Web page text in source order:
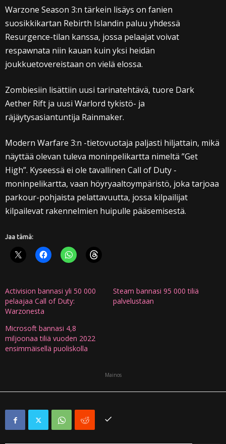
Warzone Season 3:n tärkein lisäys on fanien
suosikkikartan Rebirth Islandin paluu yhdessä
Resurgence-tilan kanssa, jossa pelaajat voivat
respawnata niin kauan kuin yksi heidän
joukkuetovereistaan on vielä elossa.
Zombiesiin lisättiin uusi tarinatehtävä, tuore Dark
Aether Rift ja uusi Warlord tykistö- ja
räjäytysasiantuntija Rainmaker.
Modern Warfare 3:n -tietovuotaja paljasti hiljattain, mikä
näyttää olevan tuleva moninpelikartta nimeltä ”Get
High”. Kyseessä ei ole tavallinen Call of Duty -
moninpelikartta, vaan höyryaaltoympäristö, joka tarjoaa
parkour-pohjaista pelattavuutta, jossa kilpailijat
kilpailevat rakennelmien huipulle pääsemisestä.
Jaa tämä:
Activision bannasi yli 50 000
pelaajaa Call of Duty:
Warzonesta
Steam bannasi 95 000 tiliä
palvelustaan
Microsoft bannasi 4,8
miljoonaa tiliä vuoden 2022
ensimmäisellä puoliskolla
Mainos